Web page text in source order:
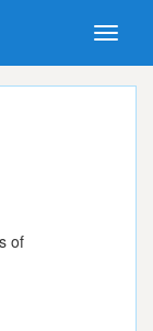
Toggle
国家标准
of